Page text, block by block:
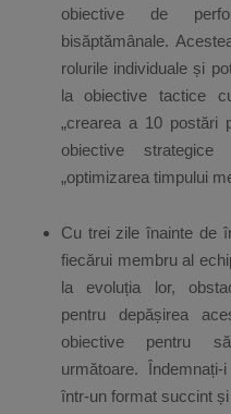
obiective de
bisăptămânale.
rolurile individuale și
la obiective tactice
„crearea a 10 postări
obiective
„optimizarea timpului
Cu trei zile înainte de
fiecărui membru al
la evoluția lor,
pentru depășirea
obiective pentru
următoare.
într-un format succint